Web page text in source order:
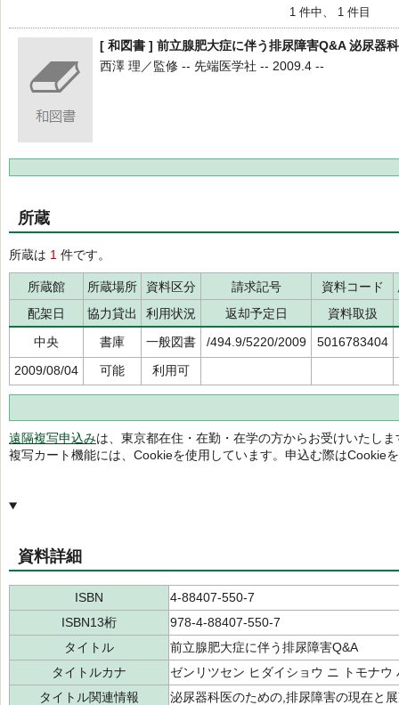
1 件中、 1 件目
[ 和図書 ] 前立腺肥大症に伴う排尿障害Q&A 泌尿器
西澤 理／監修 -- 先端医学社 -- 2009.4 --
所蔵
所蔵は 1 件です。
所蔵館 所蔵場所 資料区分 請求記号 資料コード
配架日
協力貸出 利用状況 返却予定日
資料取扱
中央
書庫 一般図書 /494.9/5220/2009
5016783404
2009/08/04
可能 利用可
遠隔複写申込みは、東京都在住・在勤・在学の方からお受けいたしま
複写カート機能には、Cookieを使用しています。申込む際はCookie
資料詳細
ISBN
4-88407-550-7
ISBN13桁
978-4-88407-550-7
タイトル
前立腺肥大症に伴う排尿障害Q&A
タイトルカナ
ゼンリツセン ヒダイショウ ニ トモナ
タイトル関連情報
泌尿器科医のための,排尿障害の現在と